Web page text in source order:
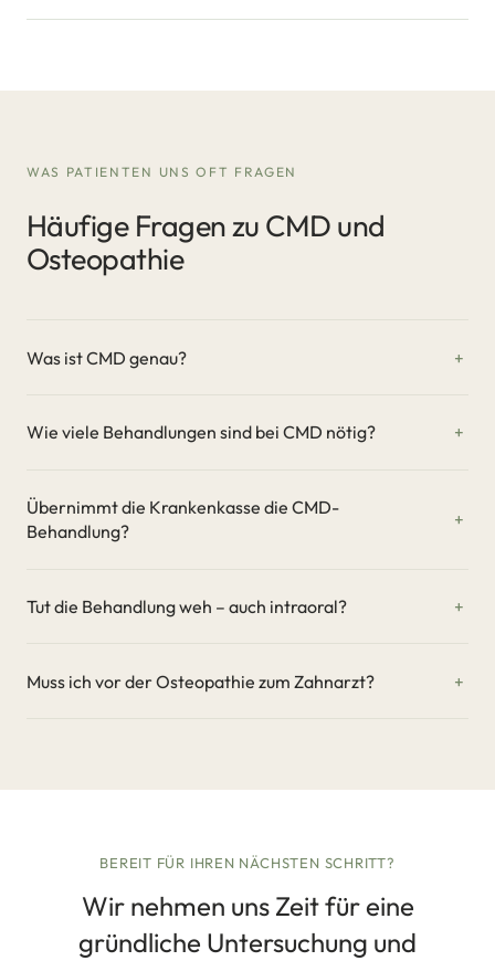
WAS PATIENTEN UNS OFT FRAGEN
Häufige Fragen zu CMD und
Osteopathie
Was ist CMD genau?
Wie viele Behandlungen sind bei CMD nötig?
Übernimmt die Krankenkasse die CMD-
Behandlung?
Tut die Behandlung weh – auch intraoral?
Muss ich vor der Osteopathie zum Zahnarzt?
BEREIT FÜR IHREN NÄCHSTEN SCHRITT?
Wir nehmen uns Zeit für eine
gründliche Untersuchung und